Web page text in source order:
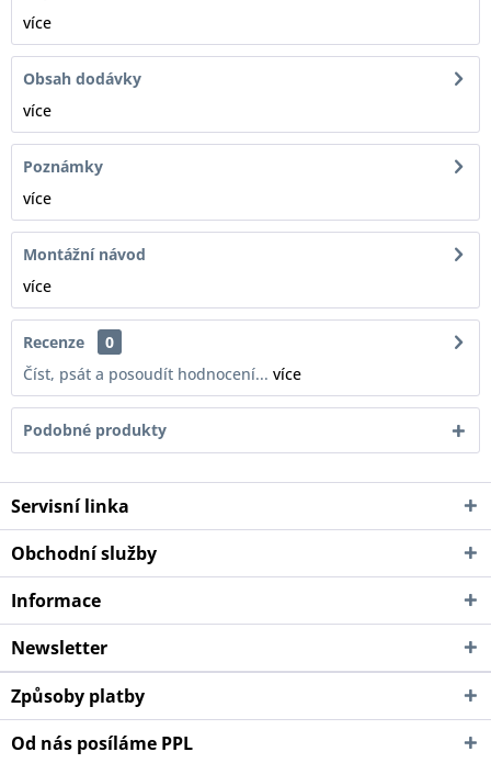
více
Obsah dodávky
více
Poznámky
více
Montážní návod
více
Recenze
0
Číst, psát a posoudít hodnocení... více
Podobné produkty
Servisní linka
Obchodní služby
Informace
Newsletter
Způsoby platby
Od nás posíláme PPL